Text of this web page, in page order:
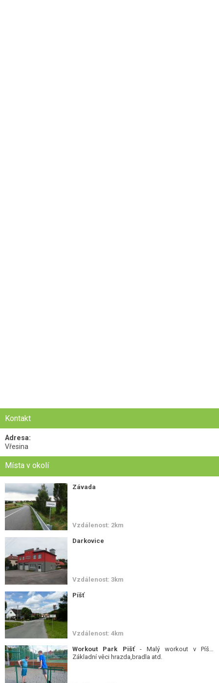
Kontakt
Adresa:
Vřesina
Místa v okolí
Závada
Vzdálenost: 2km
Darkovice
Vzdálenost: 3km
Píšť
Vzdálenost: 4km
Workout Park Pišť- Malý workout v Píšti.
Základní věci hrazda,bradla atd.